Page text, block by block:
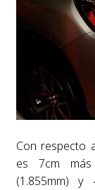
Con respecto
es 7cm más
(1.855mm) y